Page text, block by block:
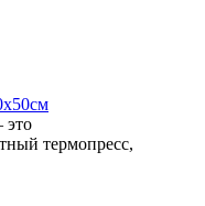
это
термопресс,